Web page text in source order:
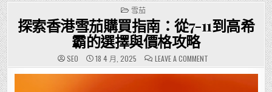
POSTED
IN
雪茄
探索香港雪茄購買指南：從7-11到高希
霸的選擇與價格攻略
SEO 18 4 月, 2025 LEAVE A COMMENT
探
索